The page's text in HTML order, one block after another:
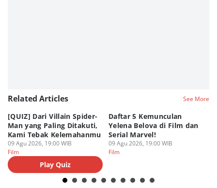
Related Articles See More
[QUIZ] Dari Villain Spider-
Man yang Paling Ditakuti,
Kami Tebak Kelemahanmu
09 Agu 2026, 19:00 WIB
Film
Play Quiz
Daftar 5 Kemunculan
Yelena Belova di Film dan
Serial Marvel!
09 Agu 2026, 19:00 WIB
Film